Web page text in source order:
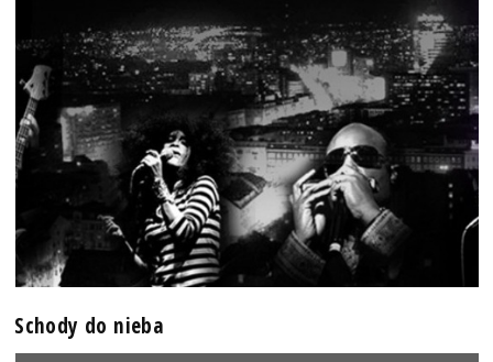
Schody do nieba